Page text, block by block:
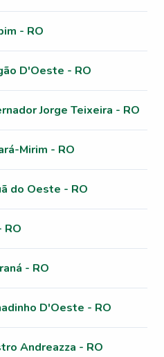
- RO
D'Oeste - RO
Jorge Teixeira - RO
Mirim - RO
do Oeste - RO
RO
- RO
D'Oeste - RO
Andreazza - RO